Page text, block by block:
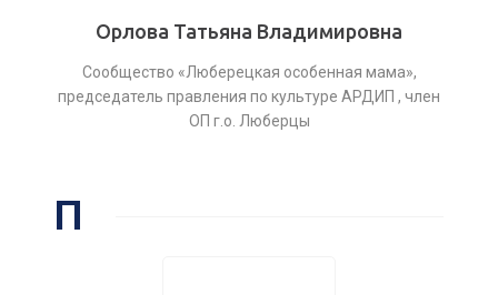
Орлова Татьяна Владимировна
Сообщество «Люберецкая особенная мама»,
председатель правления по культуре АРДИП , член
ОП г.о. Люберцы
П